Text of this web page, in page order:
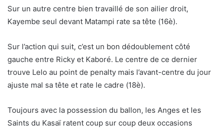
Sur un autre centre bien travaillé de son ailier droit,
Kayembe seul devant Matampi rate sa tête (16è).
Sur l’action qui suit, c’est un bon dédoublement côté
gauche entre Ricky et Kaboré. Le centre de ce dernier
trouve Lelo au point de penalty mais l’avant-centre du jour
ajuste mal sa tête et rate le cadre (18è).
Toujours avec la possession du ballon, les Anges et les
Saints du Kasaï ratent coup sur coup deux occasions